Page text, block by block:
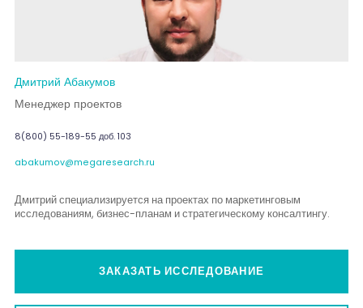
Дмитрий Абакумов
Менеджер проектов
8(800) 55-189-55 доб. 103
abakumov@megaresearch.ru
Дмитрий специализируется на проектах по маркетинговым
исследованиям, бизнес-планам и стратегическому консалтингу.
ЗАКАЗАТЬ ИССЛЕДОВАНИЕ